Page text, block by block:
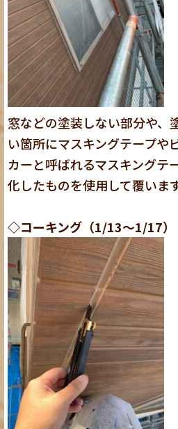
窓などの塗装しない部分や、
い箇所にマスキングテープや
カーと呼ばれるマスキングテ
化したものを使用して覆います
◇コーキング（1/13～1/17）